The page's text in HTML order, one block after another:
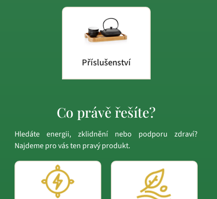
Příslušenství
Co právě řešíte?
Hledáte energii, zklidnění nebo podporu zdraví?
Najdeme pro vás ten pravý produkt.